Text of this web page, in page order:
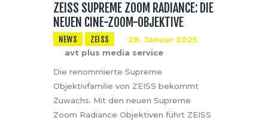
HOME
NEWS
AVT EVENTS
ÜBER AVT
KONTAKT
ZEISS SUPREME ZOOM RADIANCE: DIE
NEUEN CINE-ZOOM-OBJEKTIVE
NEWS ZEISS
28. Januar 2025
avt plus media service
Die renommierte Supreme
Objektivfamilie von ZEISS bekommt
Zuwachs. Mit den neuen Supreme
Zoom Radiance Objektiven führt ZEISS